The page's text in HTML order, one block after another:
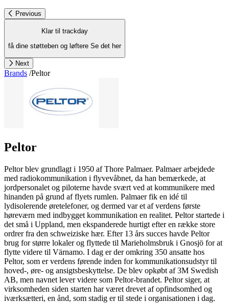
Previous
Klar til trackday
få dine støtteben og løftere Se det her
Next
Brands /Peltor
Peltor
Peltor blev grundlagt i 1950 af Thore Palmaer. Palmaer arbejdede
med radiokommunikation i flyvevåbnet, da han bemærkede, at
jordpersonalet og piloterne havde svært ved at kommunikere med
hinanden på grund af flyets rumlen. Palmaer fik en idé til
lydisolerende øretelefoner, og dermed var et af verdens første
høreværn med indbygget kommunikation en realitet. Peltor startede i
det små i Uppland, men ekspanderede hurtigt efter en række store
ordrer fra den schweiziske hær. Efter 13 års succes havde Peltor
brug for større lokaler og flyttede til Marieholmsbruk i Gnosjö for at
flytte videre til Värnamo. I dag er der omkring 350 ansatte hos
Peltor, som er verdens førende inden for kommunikationsudstyr til
hoved-, øre- og ansigtsbeskyttelse. De blev opkøbt af 3M Swedish
AB, men navnet lever videre som Peltor-brandet. Peltor siger, at
virksomheden siden starten har været drevet af opfindsomhed og
iværksætteri, en ånd, som stadig er til stede i organisationen i dag.